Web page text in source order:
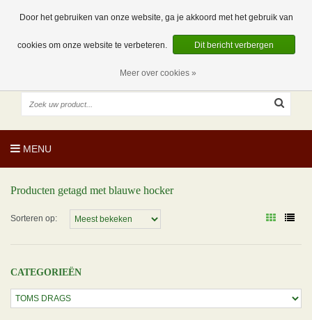
0 Artikelen
NL
EUR
MENU
Producten getagd met blauwe hocker
Sorteren op:
CATEGORIEËN
Door het gebruiken van onze website, ga je akkoord met het gebruik van
cookies om onze website te verbeteren. Dit bericht verbergen
Meer over cookies »